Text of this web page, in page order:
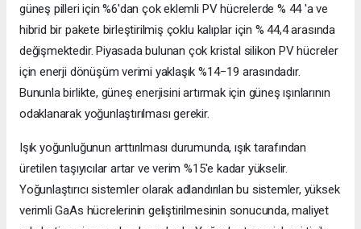
güneş pilleri için %6'dan çok eklemli PV hücrelerde % 44 'a ve
hibrid bir pakete birleştirilmiş çoklu kalıplar için % 44,4 arasında
değişmektedir. Piyasada bulunan çok kristal silikon PV hücreler
için enerji dönüşüm verimi yaklaşık %14−19 arasındadır.
Bununla birlikte, güneş enerjisini artırmak için güneş ışınlarının
odaklanarak yoğunlaştırılması gerekir.
Işık yoğunluğunun arttırılması durumunda, ışık tarafından
üretilen taşıyıcılar artar ve verim %15'e kadar yükselir.
Yoğunlaştırıcı sistemler olarak adlandırılan bu sistemler, yüksek
verimli GaAs hücrelerinin geliştirilmesinin sonucunda, maliyet